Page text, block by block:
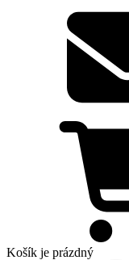
Košík je prázdný